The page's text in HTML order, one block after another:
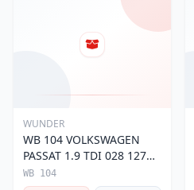
WUNDER
WB 104 VOLKSWAGEN
PASSAT 1.9 TDI 028 127
435 Yakıt/Mazot Filtresi
WB 104